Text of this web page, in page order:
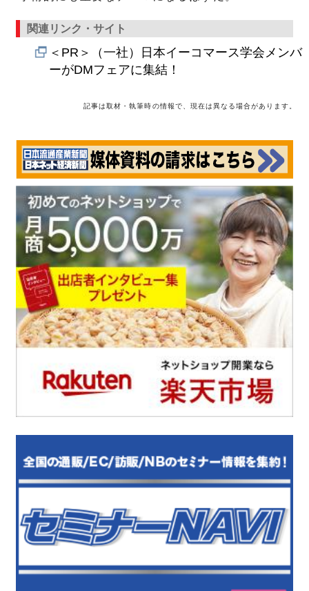
関連リンク・サイト
＜PR＞（一社）日本イーコマース学会メンバ
ーがDMフェアに集結！
記事は取材・執筆時の情報で、現在は異なる場合があります。